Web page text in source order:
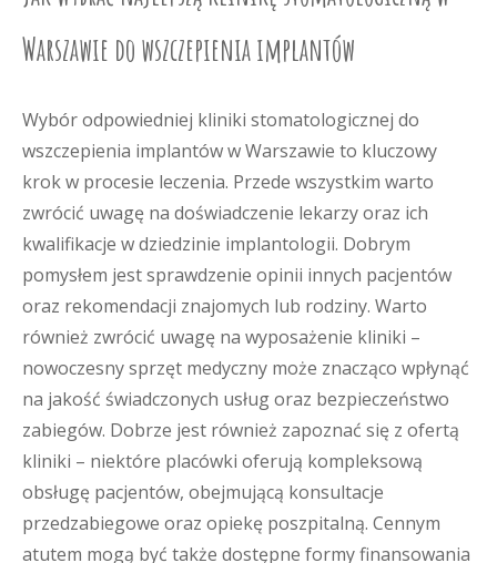
Warszawie do wszczepienia implantów
Wybór odpowiedniej kliniki stomatologicznej do
wszczepienia implantów w Warszawie to kluczowy
krok w procesie leczenia. Przede wszystkim warto
zwrócić uwagę na doświadczenie lekarzy oraz ich
kwalifikacje w dziedzinie implantologii. Dobrym
pomysłem jest sprawdzenie opinii innych pacjentów
oraz rekomendacji znajomych lub rodziny. Warto
również zwrócić uwagę na wyposażenie kliniki –
nowoczesny sprzęt medyczny może znacząco wpłynąć
na jakość świadczonych usług oraz bezpieczeństwo
zabiegów. Dobrze jest również zapoznać się z ofertą
kliniki – niektóre placówki oferują kompleksową
obsługę pacjentów, obejmującą konsultacje
przedzabiegowe oraz opiekę poszpitalną. Cennym
atutem mogą być także dostępne formy finansowania